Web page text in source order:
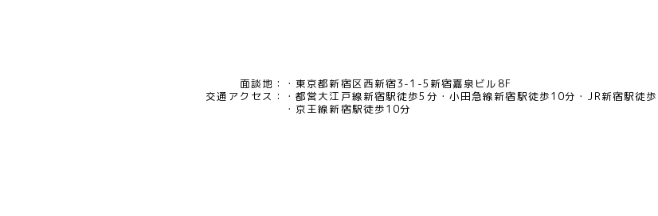
面談地：
東京都新宿区西新宿3-1-5新宿嘉泉ビル8F
交通アクセス：
都営大江戸線新宿駅徒歩5分 小田急線新宿駅徒歩10分 JR新宿駅徒
京王線新宿駅徒歩10分